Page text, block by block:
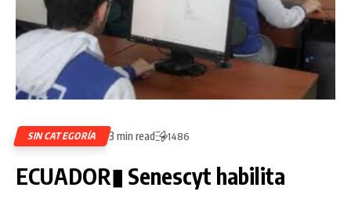
SIN CATEGORÍA 3 min read 1486
ECUADOR▮ Senescyt habilita